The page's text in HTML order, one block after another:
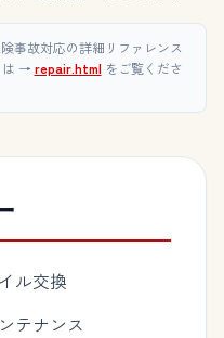
事故対応の詳細リファレンス
は → repair.htmlをご覧くださ
ル交換
テナンス